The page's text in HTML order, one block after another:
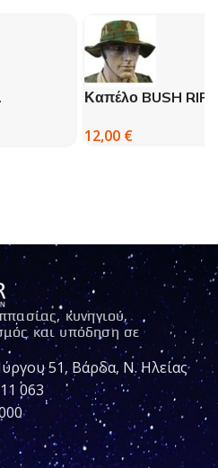
Καπέλο BUSH
12,00 €
κυνηγιού,
και υπόδηση σε
51, Βάρδα, Ν. Ηλείας
063